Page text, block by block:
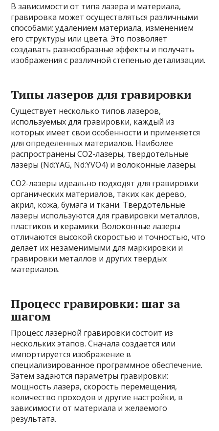
В зависимости от типа лазера и материала,
гравировка может осуществляться различными
способами: удалением материала, изменением
его структуры или цвета. Это позволяет
создавать разнообразные эффекты и получать
изображения с различной степенью детализации.
Типы лазеров для гравировки
Существует несколько типов лазеров,
используемых для гравировки, каждый из
которых имеет свои особенности и применяется
для определенных материалов. Наиболее
распространены CO2-лазеры, твердотельные
лазеры (Nd:YAG, Nd:YVO4) и волоконные лазеры.
CO2-лазеры идеально подходят для гравировки
органических материалов, таких как дерево,
акрил, кожа, бумага и ткани. Твердотельные
лазеры используются для гравировки металлов,
пластиков и керамики. Волоконные лазеры
отличаются высокой скоростью и точностью, что
делает их незаменимыми для маркировки и
гравировки металлов и других твердых
материалов.
Процесс гравировки: шаг за
шагом
Процесс лазерной гравировки состоит из
нескольких этапов. Сначала создается или
импортируется изображение в
специализированное программное обеспечение.
Затем задаются параметры гравировки:
мощность лазера, скорость перемещения,
количество проходов и другие настройки, в
зависимости от материала и желаемого
результата.